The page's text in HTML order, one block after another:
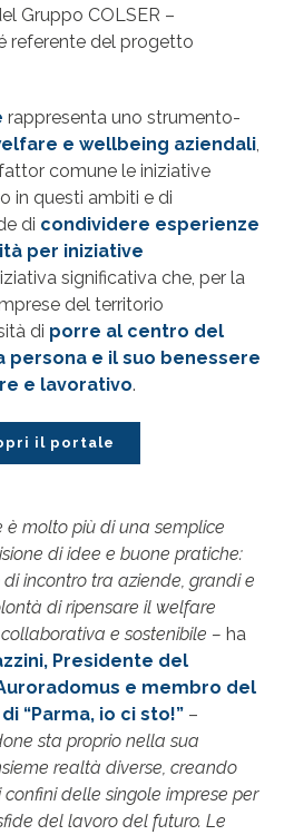
Gruppo COLSER –
referente del progetto
rappresenta uno strumento-
e wellbeing aziendali
comune le iniziative
in questi ambiti e di
di condividere esperienze
per iniziative
significativa che, per la
del territorio
di porre al centro del
persona e il suo benessere
e lavorativo.
il portale
è molto più di una semplice
di idee e buone pratiche:
incontro tra aziende, grandi e
di ripensare il welfare
e sostenibile – ha
Presidente del
e membro del
“Parma, io ci sto!” –
sta proprio nella sua
realtà diverse, creando
delle singole imprese per
del lavoro del futuro. Le